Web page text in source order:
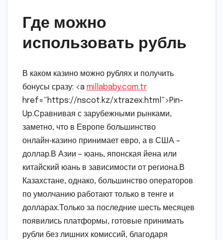
Где можно
использовать рубль
В каком казино можно рублях и получить
бонусы сразу: <a millababy.com.tr
href=”https://nscot.kz/xtrazex.html”>Pin-
Up.Сравнивая с зарубежными рынками,
заметно, что в Европе большинство
онлайн‑казино принимает евро, а в США –
доллар.В Азии – юань, японская йена или
китайский юань в зависимости от региона.В
Казахстане, однако, большинство операторов
по умолчанию работают только в тенге и
долларах.Только за последние шесть месяцев
появились платформы, готовые принимать
рубли без лишних комиссий, благодаря